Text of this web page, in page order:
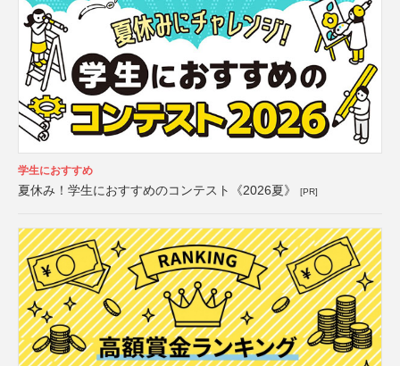
学生におすすめ
夏休み！学生におすすめのコンテスト《2026夏》 [PR]